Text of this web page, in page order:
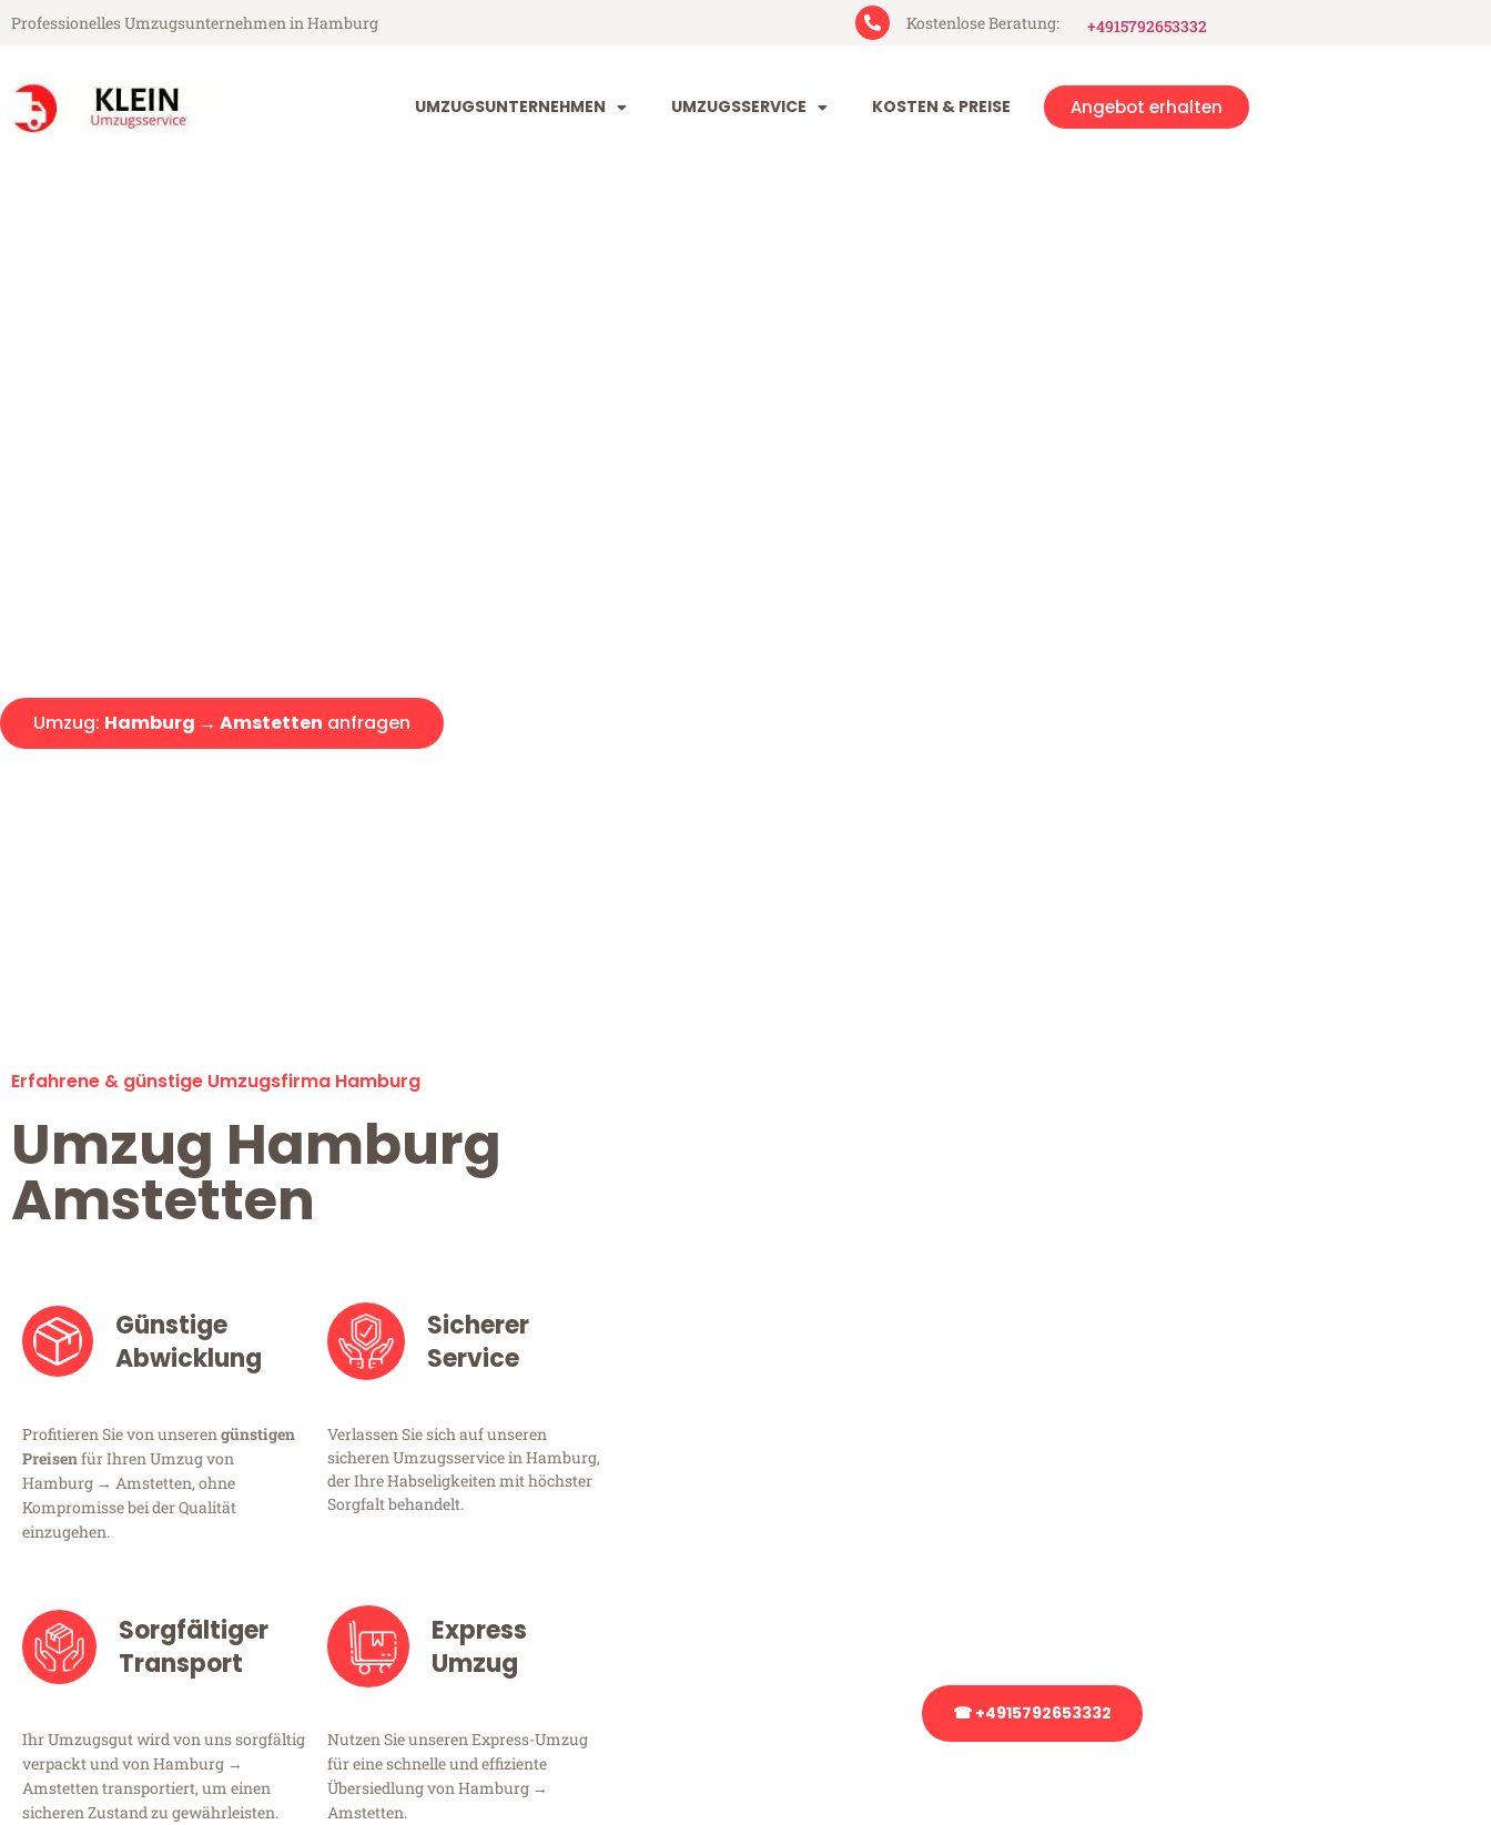
Professionelles Umzugsunternehmen in Hamburg Kostenlose Beratung: +4915792653332
UMZUGSUNTERNEHMEN UMZUGSSERVICE KOSTEN & PREISE Angebot erhalten
Umzug: Hamburg → Amstetten anfragen
Erfahrene & günstige Umzugsfirma Hamburg
Umzug Hamburg
Amstetten
Günstige
Abwicklung
Profitieren Sie von unserengünstigen
Preisenfür Ihren Umzug von
Hamburg → Amstetten, ohne
Kompromisse bei der Qualität
einzugehen.
Sicherer
Service
Verlassen Sie sich auf unseren
sicheren Umzugsservice in Hamburg,
der Ihre Habseligkeiten mit höchster
Sorgfalt behandelt.
Sorgfältiger
Transport
Ihr Umzugsgut wird von uns sorgfältig
verpackt und von Hamburg →
Amstetten transportiert, um einen
sicheren Zustand zu gewährleisten.
Express
Umzug
Nutzen Sie unseren Express-Umzug
für eine schnelle und effiziente
Übersiedlung von Hamburg →
Amstetten.
☎ +4915792653332